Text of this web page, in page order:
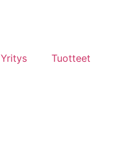
Yritys Tuotteet